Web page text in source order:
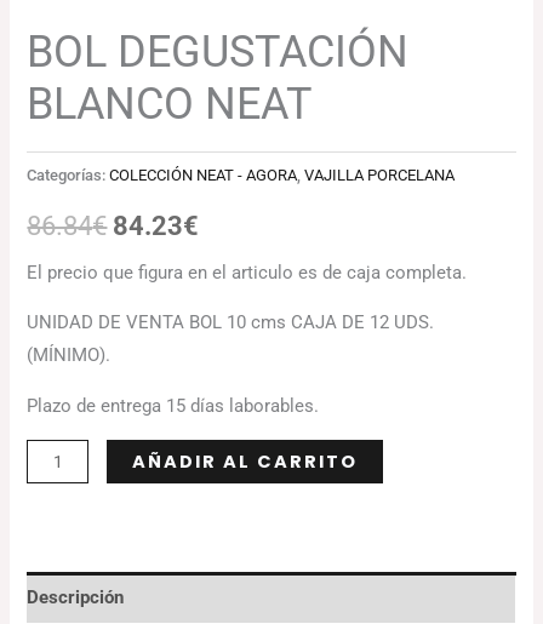
BOL DEGUSTACIÓN
BLANCO NEAT
Categorías:COLECCIÓN NEAT - AGORA ,VAJILLA PORCELANA
86.84€ 84.23€
El precio que figura en el articulo es de caja completa.
UNIDAD DE VENTA BOL 10 cms CAJA DE 12 UDS.
(MÍNIMO).
Plazo de entrega 15 días laborables.
AÑADIR AL CARRITO
Descripción